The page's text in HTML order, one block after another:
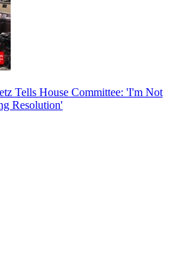
Tells House Committee: 'I'm Not
Resolution'